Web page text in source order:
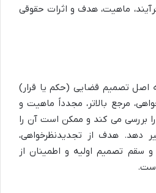
ماهیت، هدف و اثرات حقوقی
اصل تصمیم قضایی (حکم یا قرار)
مرجع بالاتر، مجدداً ماهیت و
بررسی می کند و ممکن است آن را
دهد. هدف از تجدیدنظرخواهی،
تصمیم اولیه و اطمینان از